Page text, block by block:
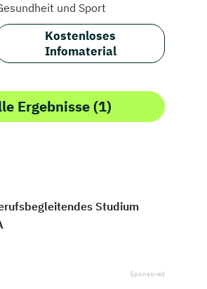
und Sport
Kostenloses
Infomaterial
Ergebnisse (1)
Studium